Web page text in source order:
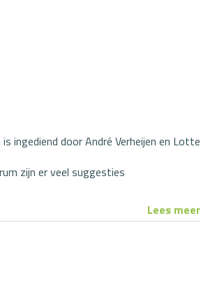
ingediend door André Verheijen en Lotte
zijn er veel suggesties
Lees meer